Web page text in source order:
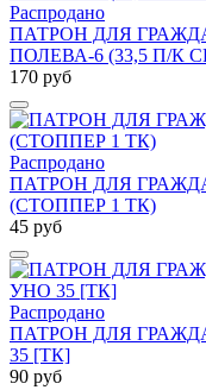
Распродано
ПАТРОН ДЛЯ
ПОЛЕВА-6 (33,5 П/К
170 руб
Распродано
ПАТРОН ДЛЯ
(СТОППЕР 1 ТК)
45 руб
Распродано
ПАТРОН ДЛЯ
35 [ТК]
90 руб